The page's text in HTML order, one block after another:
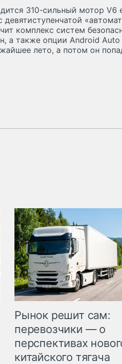
310-сильный мотор V6
комплекс систем
а также опции Android Auto
лето, а потом он
Рынок решит сам:
перевозчики — о
перспективах
китайского тягача